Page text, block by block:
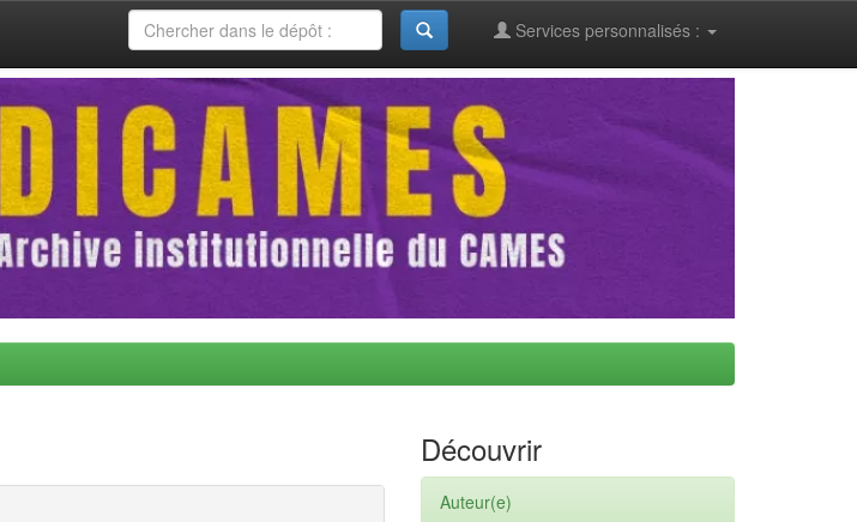
Services personnalisés :
Découvrir
Auteur(e)